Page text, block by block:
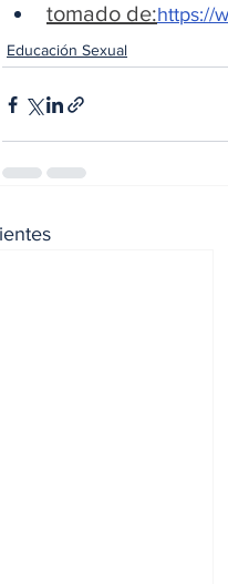
tomado de:https://
Educación Sexual